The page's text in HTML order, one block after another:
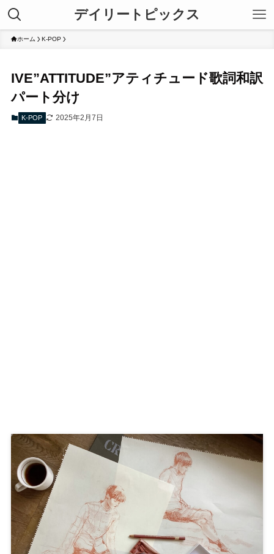
デイリートピックス
ホーム K-POP
IVE”ATTITUDE”アティチュード歌詞和訳
パート分け
K-POP 2025年2月7日